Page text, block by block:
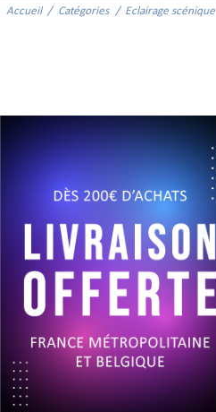
Accueil Catégories Eclairage scénique